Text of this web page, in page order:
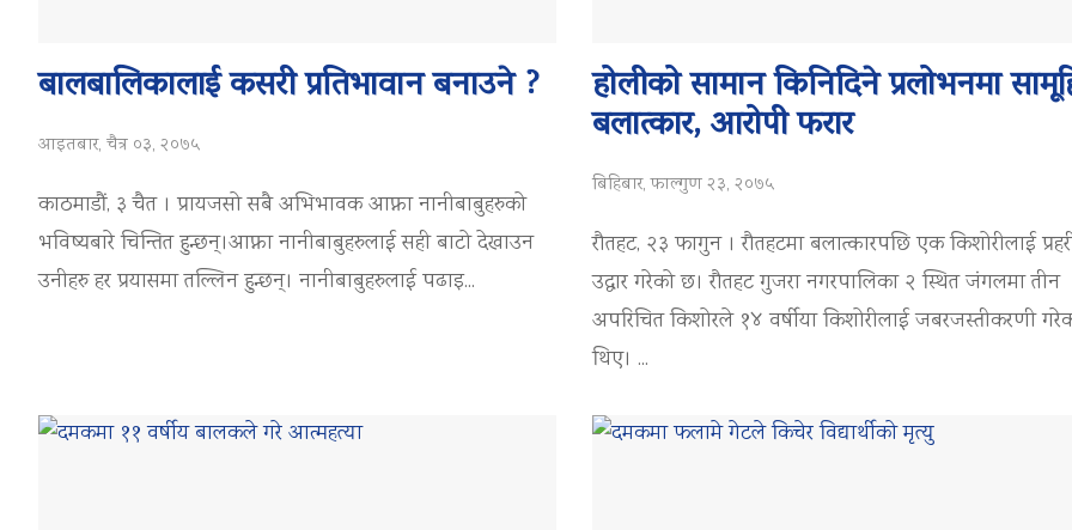
बालबालिकालाई कसरी प्रतिभावान बनाउने ?
आइतबार, चैत्र ०३, २०७५
काठमाडौं, ३ चैत । प्रायजसो सबै अभिभावक आफ्ना नानीबाबुहरुको
भविष्यबारे चिन्तित हुन्छन्।आफ्ना नानीबाबुहरुलाई सही बाटो देखाउन
उनीहरु हर प्रयासमा तल्लिन हुन्छन्। नानीबाबुहरुलाई पढाइ...
होलीको सामान किनिदिने प्रलोभनमा
बलात्कार, आरोपी फरार
बिहिबार, फाल्गुण २३, २०७५
रौतहट, २३ फागुन । रौतहटमा बलात्कारपछि एक किशोरीलाई
उद्धार गरेको छ। रौतहट गुजरा नगरपालिका २ स्थित जंगलमा तीन
अपरिचित किशोरले १४ वर्षीया किशोरीलाई जबरजस्तीकरणी
थिए। ...